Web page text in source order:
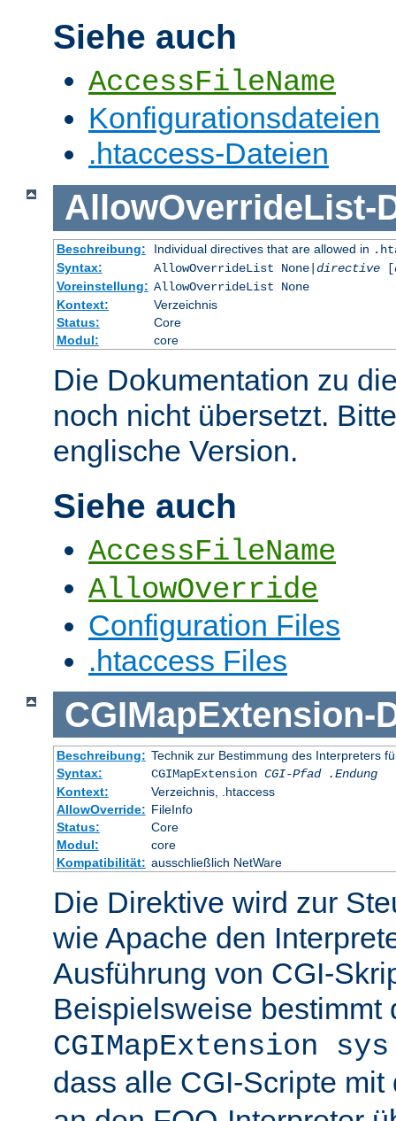
Siehe auch
AccessFileName
Konfigurationsdateien
.htaccess-Dateien
AllowOverrideList-
Beschreibung: Individual directives that are allowed in
Syntax:
AllowOverrideList None| directive[
Voreinstellung: AllowOverrideList None
Kontext:
Verzeichnis
Status:
Core
Modul:
core
Die Dokumentation zu
noch nicht übersetzt.
englische Version.
Siehe auch
AccessFileName
AllowOverride
Configuration Files
.htaccess Files
CGIMapExtension-
Beschreibung: Technik zur Bestimmung des Interpreters
Syntax:
CGIMapExtension CGI-Pfad
.Endung
Kontext:
Verzeichnis, .htaccess
AllowOverride: FileInfo
Status:
Core
Modul:
core
Kompatibilität: ausschließlich NetWare
Die Direktive wird zur
wie Apache den
Ausführung von CGI-
Beispielsweise bestimmt
CGIMapExtension
dass alle CGI-Scripte